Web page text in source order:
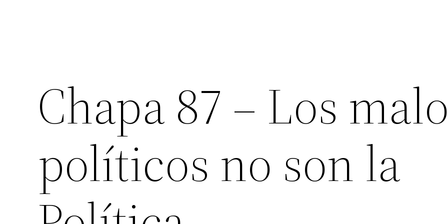
Chapa 87 – Los
políticos no son la